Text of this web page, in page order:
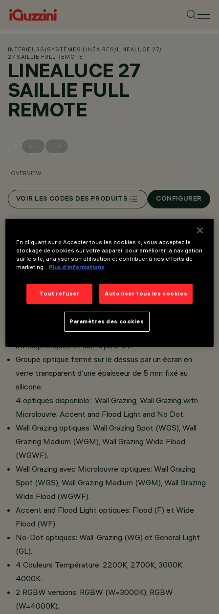
INTÉRIEURS /SYSTÈMES LINÉAIRES /LINEALUCE 27/
27 SAILLIE FULL REMOTE
LINEALUCE 27
SAILLIE FULL
REMOTE
OVERVIEW
VOIR LES CODES DES PRODUITS CONFIGURER
Appareil d'éclairage utilisant des sources lumineuses à
En applique, sur mur et surface.
Corps en aluminium extrudé et têtes en fusion de zamak.
Vernis acrylique à résistance élevée aux agents
atmosphériques et aux rayons UV.
Groupe optique fermé sur le dessus par un écran en
verre transparent d'une épaisseur de 5 mm fixé au
silicone.
4 optiques disponible: Wall Grazing, Wall Grazing with
Microlouvre, Accent and Flood Light and No Dot.
Wall Grazing optiques: Wall Grazing Spot (WGS), Wall
Grazing Medium (WGM), Wall Grazing Wide Flood
(WGWF).
Wall Grazing avec Microlouvre optiques: Wall Grazing
Spot (WGS), Wall Grazing Medium (WGM), Wall Grazing
Wide Flood (WGWF).
Accent and Flood Light optiques: Flood (F) et Wide
Flood (WF).
No-Dot optiques: Wall-Grazing (WG) et General Light
(GL).
4 Couleurs Température: 2200K, 2700K, 3000K,
4000K.
2 RGBW versions: RGBW (W=3000K); RGBW
(W=4000K).
En cliquant sur « Accepter tous les cookies », vous acceptez le
stockage de cookies sur votre appareil pour améliorer la navigation
sur le site, analyser son utilisation et contribuer à nos efforts de
marketing.
Plus d’informations
Tout refuser Autoriser tous les cookies
Paramètres des cookies